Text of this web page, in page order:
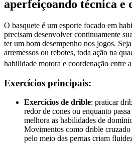
aperfeiçoando técnica e
O basquete é um esporte focado em
precisam desenvolver continuamente
ter um bom desempenho nos jogos.
arremessos ou rebotes, toda ação na
habilidade motora e coordenação entre
Exercícios principais:
Exercícios de drible: praticar
redor de cones ou enquanto
melhora as habilidades de
Movimentos como drible cruzado
pelo meio das pernas criam